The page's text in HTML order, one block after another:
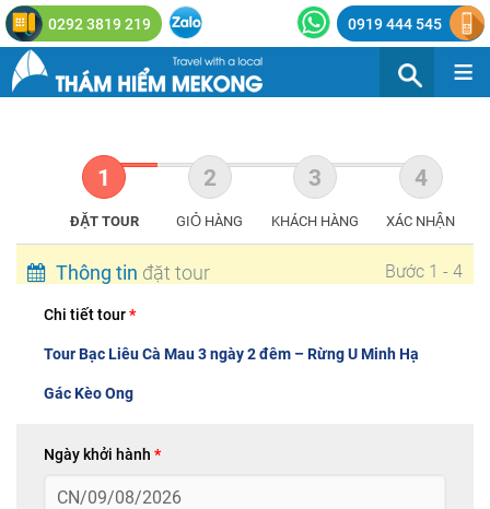
0292 3819 219 0919 444 545
≡
ĐẶT TOUR GIỎ HÀNG KHÁCH HÀNG XÁC NHẬN
Thông tin đặt tour Bước 1 - 4
Chi tiết tour*
Tour Bạc Liêu Cà Mau 3 ngày 2 đêm – Rừng U Minh Hạ
Gác Kèo Ong
Ngày khởi hành *
CN/09/08/2026